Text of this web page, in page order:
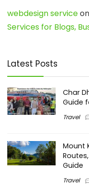
webdesign serviceon
Services for Blogs,
Latest Posts
Char
Guide
Travel
Mount
Guide
Travel